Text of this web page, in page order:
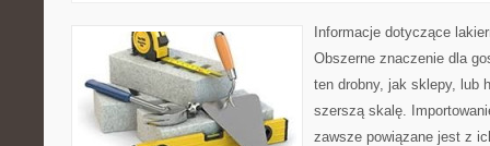
Informacje dotyczące
Obszerne znaczenie dla
ten drobny, jak sklepy, lub
szerszą skalę.
zawsze powiązane jest z